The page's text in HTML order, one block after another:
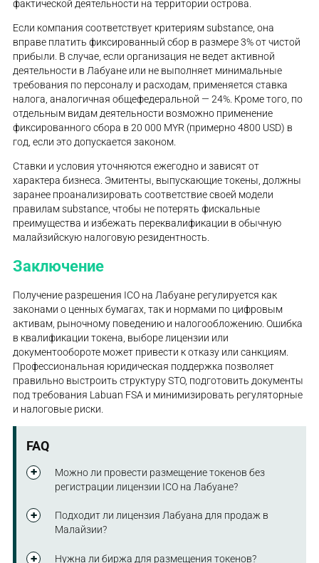
фактической деятельности на территории острова.
Если компания соответствует критериям substance, она
вправе платить фиксированный сбор в размере 3% от чистой
прибыли. В случае, если организация не ведет активной
деятельности в Лабуане или не выполняет минимальные
требования по персоналу и расходам, применяется ставка
налога, аналогичная общефедеральной — 24%. Кроме того, по
отдельным видам деятельности возможно применение
фиксированного сбора в 20 000 MYR (примерно 4800 USD) в
год, если это допускается законом.
Ставки и условия уточняются ежегодно и зависят от
характера бизнеса. Эмитенты, выпускающие токены, должны
заранее проанализировать соответствие своей модели
правилам substance, чтобы не потерять фискальные
преимущества и избежать переквалификации в обычную
малайзийскую налоговую резидентность.
Заключение
Получение разрешения ICO на Лабуане регулируется как
законами о ценных бумагах, так и нормами по цифровым
активам, рыночному поведению и налогообложению. Ошибка
в квалификации токена, выборе лицензии или
документообороте может привести к отказу или санкциям.
Профессиональная юридическая поддержка позволяет
правильно выстроить структуру STO, подготовить документы
под требования Labuan FSA и минимизировать регуляторные
и налоговые риски.
FAQ
Можно ли провести размещение токенов без
регистрации лицензии ICO на Лабуане?
числом квалифицированных инвесторов и без
публичной рекламы — формальное лицензирование
Подходит ли лицензия Лабуана для продаж в
Малайзии?
Нужна ли биржа для размещения токенов?